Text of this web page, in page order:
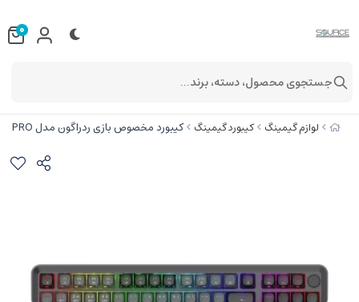
لوازم گیمینگ کیبورد گیمینگ کیبورد مخصوص بازی ردراگون مدل BRAGI K688 GB PRO
0
جستجوی محصول، دسته، برند...